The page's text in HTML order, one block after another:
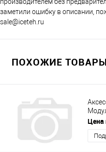
заметили ошибку в описании,
sale@iceteh.ru
ПОХОЖИЕ
Цена